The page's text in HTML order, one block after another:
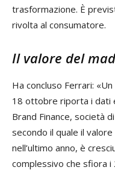
trasformazione. È
rivolta al consumatore.
Il valore del
Ha concluso Ferrari:
18 ottobre riporta i dati
Brand Finance, società
secondo il quale il
nell’ultimo anno, è
complessivo che sfiora i